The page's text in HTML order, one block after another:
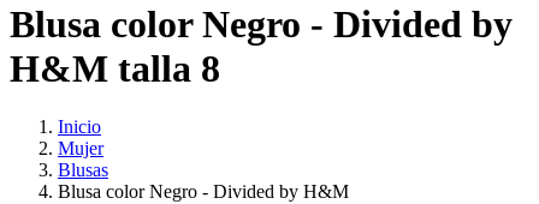
Blusa color Negro - Divided by
H&M talla 8
Inicio
Mujer
Blusas
Blusa color Negro - Divided by H&M